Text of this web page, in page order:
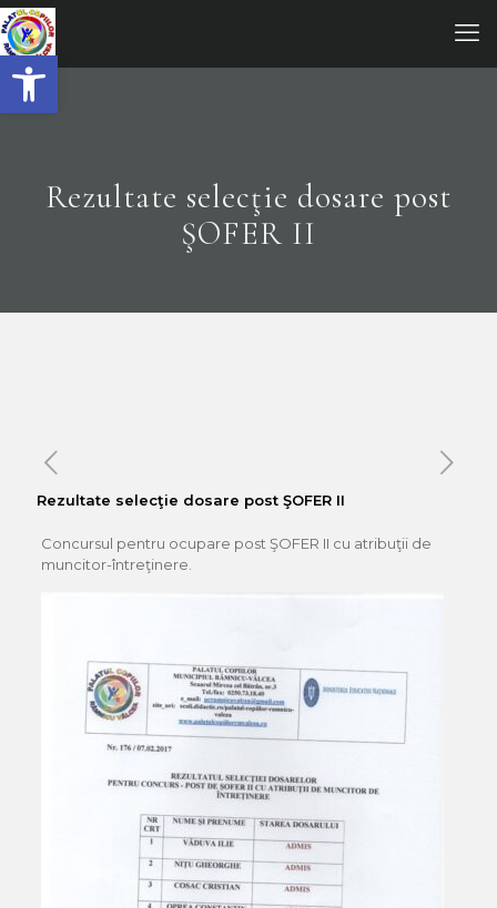
Open toolbar
Rezultate selecţie dosare post
ŞOFER II
Rezultate selecţie dosare post ŞOFER II
Concursul pentru ocupare post ŞOFER II cu atribuţii de
muncitor-întreţinere.